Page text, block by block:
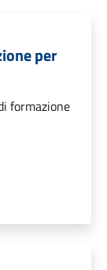
per
formazione